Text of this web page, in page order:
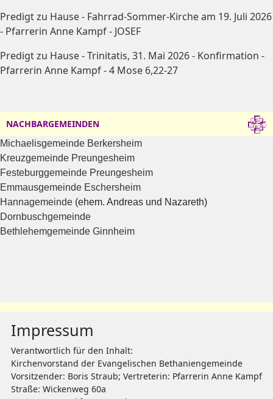
Predigt zu Hause - Fahrrad-Sommer-Kirche am 19. Juli 2026
- Pfarrerin Anne Kampf - JOSEF
Predigt zu Hause - Trinitatis, 31. Mai 2026 - Konfirmation -
Pfarrerin Anne Kampf - 4 Mose 6,22-27
NACHBARGEMEINDEN
Michaelisgemeinde Berkersheim
Kreuzgemeinde Preungesheim
Festeburggemeinde Preungesheim
Emmausgemeinde Eschersheim
Hannagemeinde (ehem. Andreas und Nazareth)
Dornbuschgemeinde
Bethlehemgemeinde Ginnheim
Impressum
Verantwortlich für den Inhalt:
Kirchenvorstand der Evangelischen Bethaniengemeinde
Vorsitzender: Boris Straub; Vertreterin: Pfarrerin Anne Kampf
Straße: Wickenweg 60a